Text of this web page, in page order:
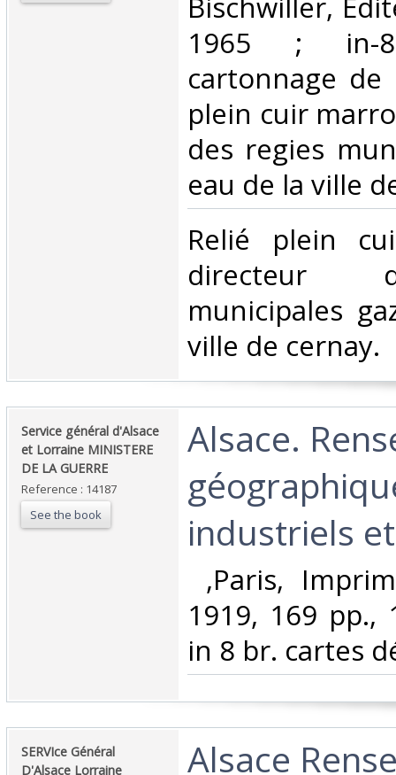
1965 ; in-
cartonnage de
plein cuir
des regies
eau de la ville
‎Relié plein
directeur
municipales
ville de cernay.‎
‎Service général d'Alsace
et Lorraine MINISTERE
DE LA GUERRE‎
Reference : 14187
See the book
‎Alsace.
industriels
,Paris,
1919, 169
in 8 br. cartes
‎SERVIce Général
D'Alsace Lorraine‎
‎Alsace